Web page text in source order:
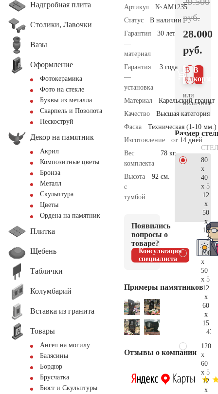
Надгробная плита
Столики, Лавочки
Вазы
Оформление
Фотокерамика
Фото на стекле
Буквы из металла
Скарпель и Позолота
Пескоструй
Декор на памятник
Акрил
Композитные цветы
Бронза
Металл
Скульптура
Цветы
Ордена на памятник
Плитка
Щебень
Таблички
Колумбарий
Вставка из гранита
Товары
Ангел на могилу
Балясины
Бордюр
Брусчатка
Бюст и Скульптуры
Артикул
№ AM1235
Статус
В наличии
Гарантия
—
материал
30 лет
Гарантия
—
установка
3 года
Материал
Карельский гранит
Качество
Высшая категория
Фаска
Техническая (1-10 мм.)
Изготовление
от 14 дней
Вес
комплекта
78 кг.
Высота
с
тумбой
92 см.
Появились
вопросы о
товаре?
Консультация
специалиста
Примеры памятников
Отзывы о компании
руб.
28.000
руб.
В
В 1
клик
или
наличные.
Размер
80
x
40
x 5
12
x
50
x
15
100
x
50
x 5
12
x
60
x
15
120
x
60
x 5
12
x